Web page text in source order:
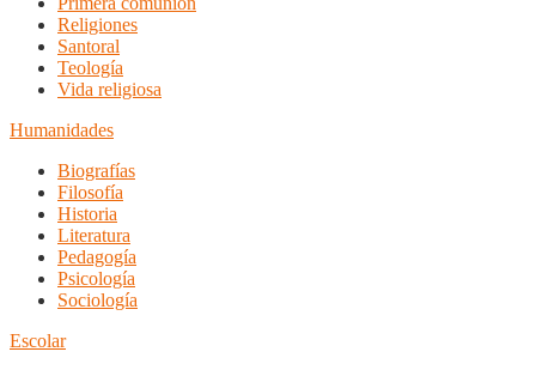
Religiones
Santoral
Teología
Vida religiosa
Humanidades
Biografías
Filosofía
Historia
Literatura
Pedagogía
Psicología
Sociología
Escolar